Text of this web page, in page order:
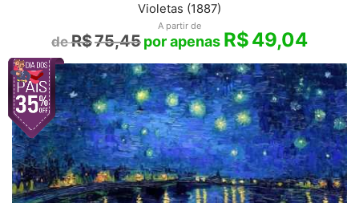
Violetas (1887)
A partir de
R$75,45 R$49,04